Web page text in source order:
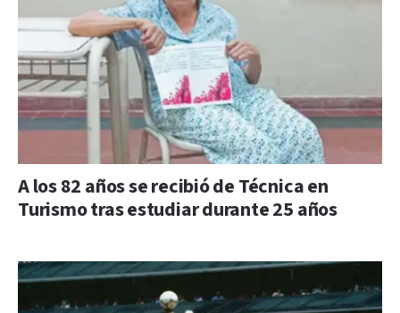
A los 82 años se recibió de Técnica en
Turismo tras estudiar durante 25 años